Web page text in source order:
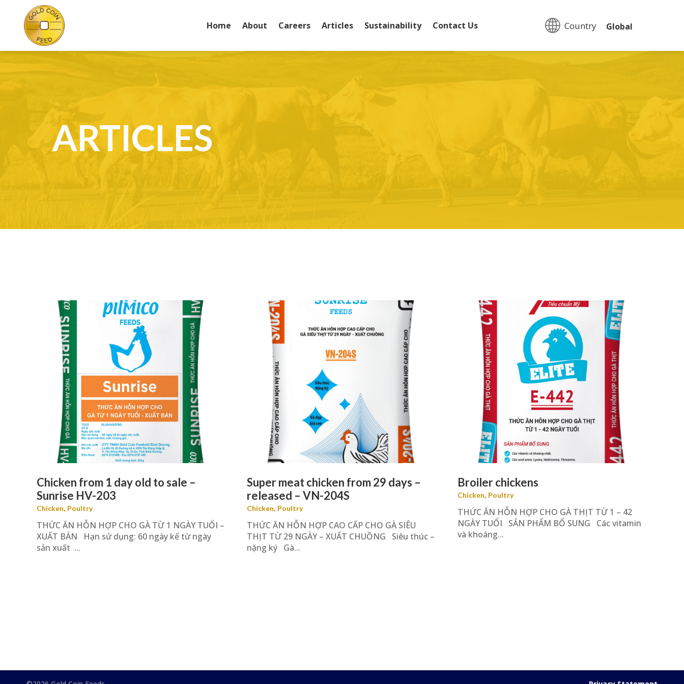
Home About Careers Articles Sustainability Contact Us Country: Global
ARTICLES
Chicken, Poultry
Chicken from 1 day old to sale –
Sunrise HV-203
THỨC ĂN HỖN HỢP CHO GÀ TỪ 1 NGÀY TUỔI –
XUẤT BÁN Hạn sử dụng: 60 ngày kể từ ngày
sản xuất ...
Chicken, Poultry
Super meat chicken from 29 days –
released – VN-204S
THỨC ĂN HỖN HỢP CAO CẤP CHO GÀ SIÊU
THỊT TỪ 29 NGÀY – XUẤT CHUỒNG Siêu thúc –
nặng ký Gà...
Chicken, Poultry
Broiler chickens
THỨC ĂN HỖN HỢP CHO GÀ THỊT TỪ 1 – 42
NGÀY TUỔI SẢN PHẨM BỔ SUNG Các vitamin
và khoáng...